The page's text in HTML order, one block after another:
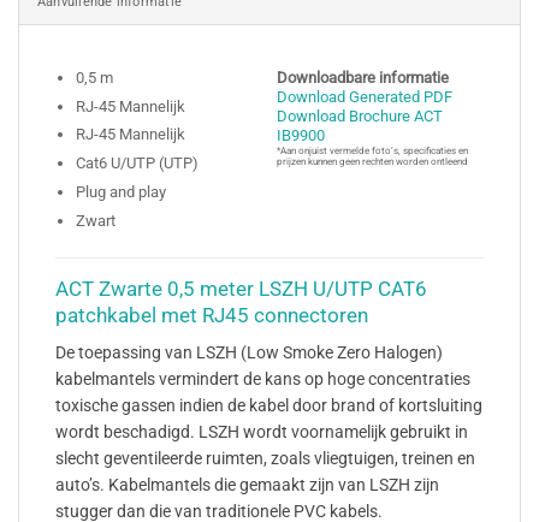
0,5 m
RJ-45 Mannelijk
RJ-45 Mannelijk
Cat6 U/UTP (UTP)
Plug and play
Zwart
Downloadbare informatie
Download Generated PDF
Download Brochure ACT
IB9900
*Aan onjuist vermelde foto’s, specificaties en
prijzen kunnen geen rechten worden ontleend
ACT Zwarte 0,5 meter LSZH U/UTP CAT6
patchkabel met RJ45 connectoren
De toepassing van LSZH (Low Smoke Zero Halogen)
kabelmantels vermindert de kans op hoge concentraties
toxische gassen indien de kabel door brand of kortsluiting
wordt beschadigd. LSZH wordt voornamelijk gebruikt in
slecht geventileerde ruimten, zoals vliegtuigen, treinen en
auto’s. Kabelmantels die gemaakt zijn van LSZH zijn
stugger dan die van traditionele PVC kabels.